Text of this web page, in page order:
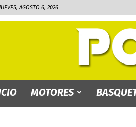
AGOSTO 6, 2026
MOTORES